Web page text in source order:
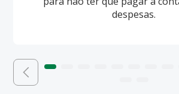
despesas.